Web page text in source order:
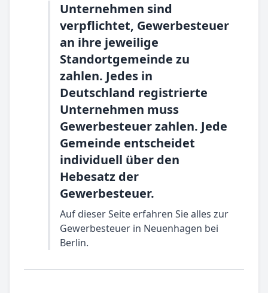
Unternehmen sind
verpflichtet, Gewerbesteuer
an ihre jeweilige
Standortgemeinde zu
zahlen. Jedes in
Deutschland registrierte
Unternehmen muss
Gewerbesteuer zahlen. Jede
Gemeinde entscheidet
individuell über den
Hebesatz der
Gewerbesteuer.
Auf dieser Seite erfahren Sie alles zur
Gewerbesteuer in Neuenhagen bei
Berlin.